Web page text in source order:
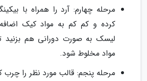
کرده و کم کم به مواد کیک اضافه
لیسک به صورت دورانی هم بزنید
مواد مخلوط شود.
مرحله پنجم: قالب مورد نظر را چرب